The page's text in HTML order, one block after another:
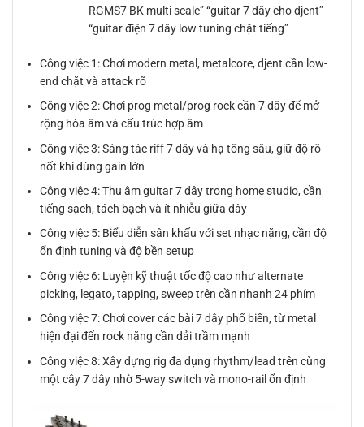
RGMS7 BK multi scale” “guitar 7 dây cho djent”
“guitar điện 7 dây low tuning chặt tiếng”
Công việc 1: Chơi modern metal, metalcore, djent cần low-
end chặt và attack rõ
Công việc 2: Chơi prog metal/prog rock cần 7 dây để mở
rộng hòa âm và cấu trúc hợp âm
Công việc 3: Sáng tác riff 7 dây và hạ tông sâu, giữ độ rõ
nốt khi dùng gain lớn
Công việc 4: Thu âm guitar 7 dây trong home studio, cần
tiếng sạch, tách bạch và ít nhiễu giữa dây
Công việc 5: Biểu diễn sân khấu với set nhạc nặng, cần độ
ổn định tuning và độ bền setup
Công việc 6: Luyện kỹ thuật tốc độ cao như alternate
picking, legato, tapping, sweep trên cần nhanh 24 phím
Công việc 7: Chơi cover các bài 7 dây phổ biến, từ metal
hiện đại đến rock nặng cần dải trầm mạnh
Công việc 8: Xây dựng rig đa dụng rhythm/lead trên cùng
một cây 7 dây nhờ 5-way switch và mono-rail ổn định